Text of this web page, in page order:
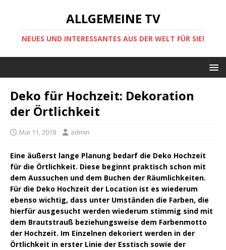
ALLGEMEINE TV
NEUES UND INTERESSANTES AUS DER WELT FÜR SIE!
Deko für Hochzeit: Dekoration
der Örtlichkeit
Mai 11, 2018 admin
Eine äußerst lange Planung bedarf die Deko Hochzeit
für die Örtlichkeit. Diese beginnt praktisch schon mit
dem Aussuchen und dem Buchen der Räumlichkeiten.
Für die Deko Hochzeit der Location ist es wiederum
ebenso wichtig, dass unter Umständen die Farben, die
hierfür ausgesucht werden wiederum stimmig sind mit
dem Brautstrauß beziehungsweise dem Farbenmotto
der Hochzeit. Im Einzelnen dekoriert werden in der
Örtlichkeit in erster Linie der Esstisch sowie der